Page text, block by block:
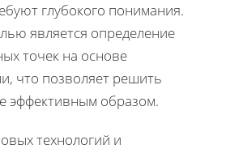
глубокого понимания.
является определение
точек на основе
что позволяет решить
эффективным образом.
технологий и